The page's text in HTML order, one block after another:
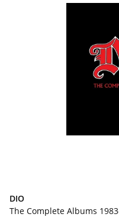
DIO
The Complete Albums